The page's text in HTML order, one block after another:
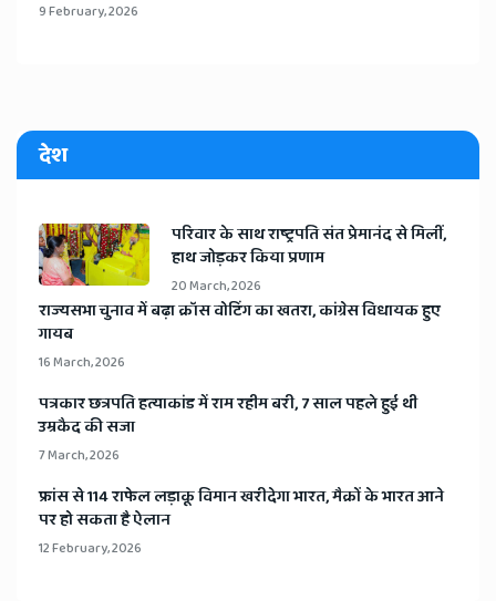
9 February, 2026
देश
​परिवार के साथ राष्ट्रपति संत प्रेमानंद से मिलीं,
हाथ जोड़कर किया प्रणाम
20 March, 2026
​राज्यसभा चुनाव में बढ़ा क्रॉस वोटिंग का खतरा, कांग्रेस विधायक हुए
गायब
16 March, 2026
​पत्रकार छत्रपति हत्याकांड में राम रहीम बरी, 7 साल पहले हुई थी
उम्रकैद की सजा
7 March, 2026
​फ्रांस से 114 राफेल लड़ाकू विमान खरीदेगा भारत, मैक्रों के भारत आने
पर हो सकता है ऐलान
12 February, 2026